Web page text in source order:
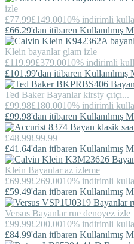
izle
£77.99£149.0010% indirimli
£66.29'dan itibaren Kullanılmış
Klein bayanlar glam izle
£119.99£379.0010% indirimli
£101.99'dan itibaren Kullanılmış
Ted Baker Bayanlar kirsty çıtçı...
£99.98£180.0010% indirimli
£99.98'dan itibaren Kullanılmış
£48.99£99.99
£41.64'dan itibaren Kullanılmış
Klein Bayanlar az izleme
£69.99£269.0010% indirimli
£59.49'dan itibaren Kullanılmış
Versus Bayanlar rue denoyez izle
£99.99£200.0010% indirimli
£84.99'dan itibaren Kullanılmış